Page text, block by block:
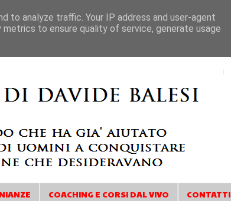
COACHING E CORSI DAL VIVO CONTATTI
to analyze traffic. Your IP address and user-agent
to ensure quality of service, generate usage